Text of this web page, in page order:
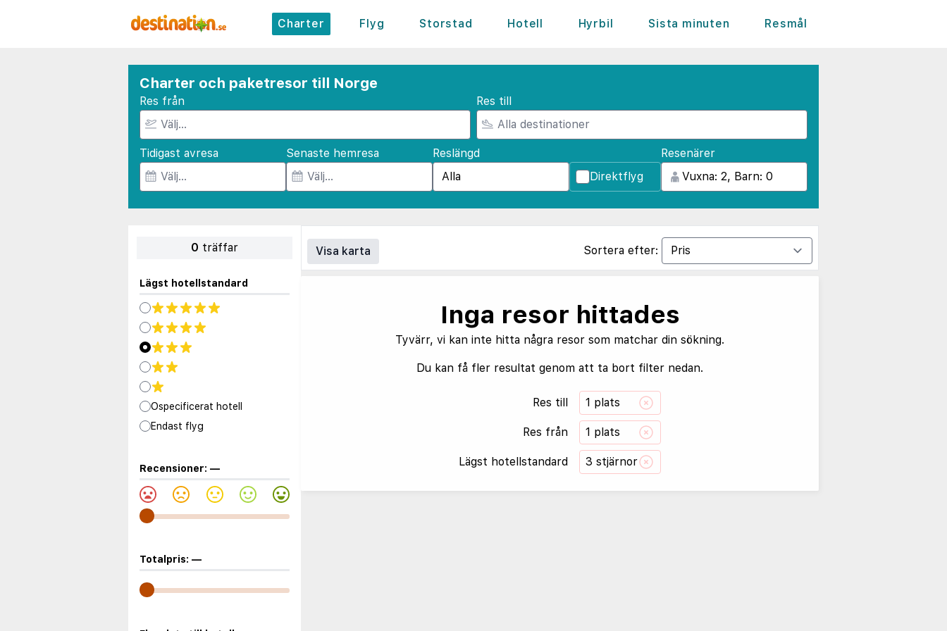
Charter Flyg Storstad Hotell Hyrbil Sista minuten Resmål
Charter och paketresor till Norge
Res från Res till
Tidigast avresa Senaste hemresa
Reslängd
Direktflyg
Resenärer
0 träffar
Lägst hotellstandard
Ospecificerat hotell
Endast flyg
Recensioner: —
Totalpris: —
Visa karta Sortera efter:
Inga resor hittades
Tyvärr, vi kan inte hitta några resor som matchar din sökning.
Du kan få fler resultat genom att ta bort filter nedan.
Res till 1 plats
Res från 1 plats
Lägst hotellstandard 3 stjärnor